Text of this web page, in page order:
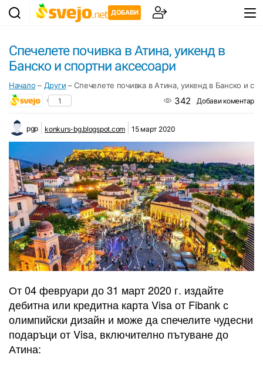
ДОБАВИ
Спечелете почивка в Атина, уикенд в
Банско и спортни аксесоари
Начало – Други –Спечелете почивка в Атина, уикенд в Банско и
1 342 Добави коментар
pgp konkurs-bg.blogspot.com 15 март 2020
От 04 февруари до 31 март 2020 г. издайте
дебитна или кредитна карта Visa от Fibank с
олимпийски дизайн и може да спечелите чудесни
подаръци от Visa, включително пътуване до
Атина: